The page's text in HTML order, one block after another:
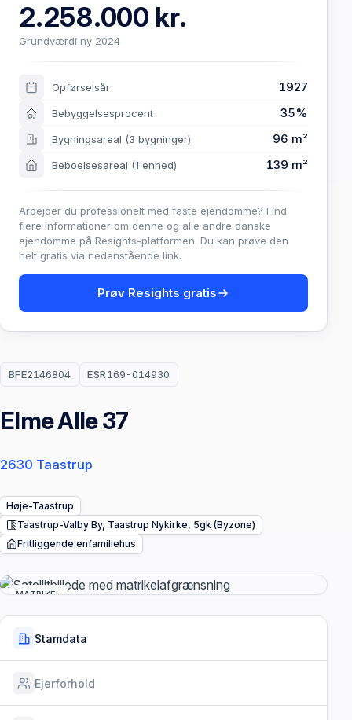
BFE2146804 ESR169-014930
Elme Alle 37
2630 Taastrup
Høje-Taastrup
Taastrup-Valby By, Taastrup Nykirke, 5gk (Byzone)
Fritliggende enfamiliehus
MATRIKEL
Stamdata
Ejerforhold
2.258.000 kr.
Grundværdi ny 2024
Opførselsår 1927
Bebyggelsesprocent 35%
Bygningsareal (3 bygninger) 96 m²
Beboelsesareal (1 enhed) 139 m²
Arbejder du professionelt med faste ejendomme? Find
flere informationer om denne og alle andre danske
ejendomme på Resights-platformen. Du kan prøve den
helt gratis via nedenstående link.
Prøv Resights gratis